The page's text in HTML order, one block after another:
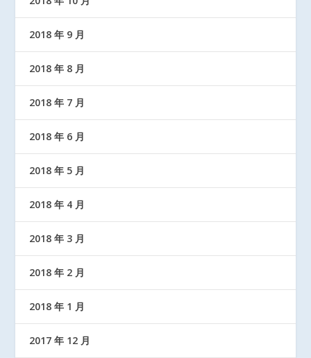
2018 年 9 月
2018 年 8 月
2018 年 7 月
2018 年 6 月
2018 年 5 月
2018 年 4 月
2018 年 3 月
2018 年 2 月
2018 年 1 月
2017 年 12 月